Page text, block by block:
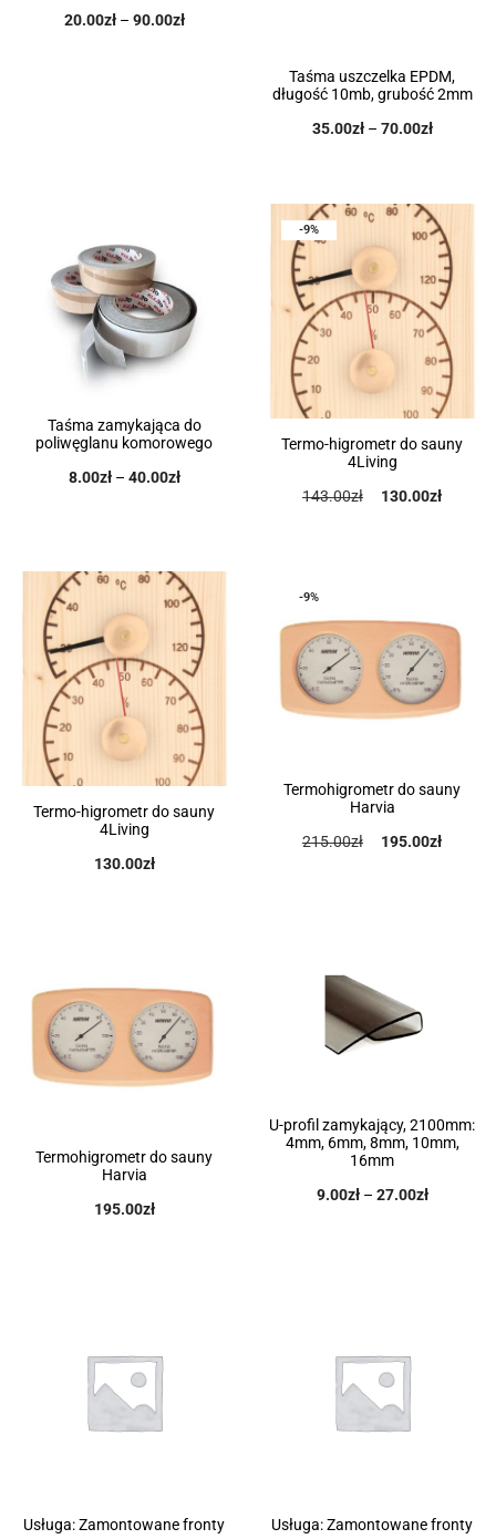
20.00zł – 90.00zł
Taśma uszczelka EPDM,
długość 10mb, grubość 2mm
35.00zł – 70.00zł
Taśma zamykająca do
poliwęglanu komorowego
8.00zł – 40.00zł
-9%
Termo-higrometr do sauny
4Living
143.00zł 130.00zł
Termo-higrometr do sauny
4Living
130.00zł
-9%
Termohigrometr do sauny
Harvia
215.00zł 195.00zł
Termohigrometr do sauny
Harvia
195.00zł
U-profil zamykający, 2100mm:
4mm, 6mm, 8mm, 10mm,
16mm
9.00zł – 27.00zł
Usługa: Zamontowane fronty
Usługa: Zamontowane fronty